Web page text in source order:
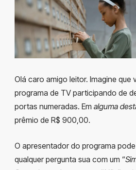
Olá caro amigo leitor. Imagine que
programa de TV participando de
portas numeradas. Em alguma
prêmio de R$ 900,00.
O apresentador do programa
qualquer pergunta sua com um “